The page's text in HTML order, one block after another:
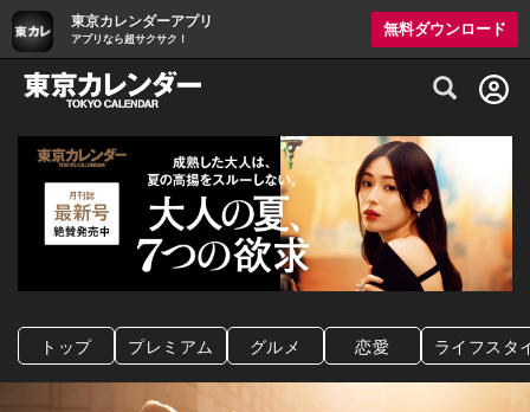
東京カレンダーアプリ
アプリなら超サクサク！
無料ダウンロード
グルメ情報・プレミアムレストラン予約
トップ プレミアム グルメ 恋愛 ライフスタ